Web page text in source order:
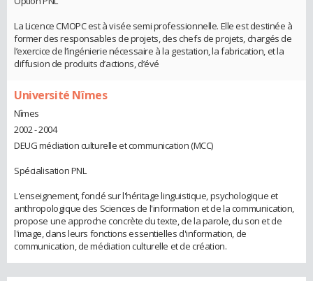
La Licence CMOPC est à visée semi professionnelle. Elle est destinée à
former des responsables de projets, des chefs de projets, chargés de
l’exercice de l’ingénierie nécessaire à la gestation, la fabrication, et la
diffusion de produits d’actions, d’évé
Université Nîmes
Nîmes
2002 - 2004
DEUG médiation culturelle et communication (MCC)
Spécialisation PNL
L'enseignement, fondé sur l'héritage linguistique, psychologique et
anthropologique des Sciences de l'information et de la communication,
propose une approche concrète du texte, de la parole, du son et de
l'image, dans leurs fonctions essentielles d'information, de
communication, de médiation culturelle et de création.